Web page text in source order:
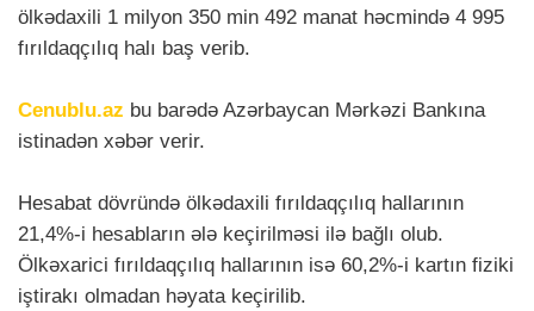
ölkədaxili 1 milyon 350 min 492 manat həcmində 4 995
fırıldaqçılıq halı baş verib.
Cenublu.az bu barədə Azərbaycan Mərkəzi Bankına
istinadən xəbər verir.
Hesabat dövründə ölkədaxili fırıldaqçılıq hallarının
21,4%-i hesabların ələ keçirilməsi ilə bağlı olub.
Ölkəxarici fırıldaqçılıq hallarının isə 60,2%-i kartın fiziki
iştirakı olmadan həyata keçirilib.